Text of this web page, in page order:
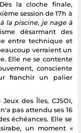
la cloche finale,
session de 17h à
la piscine, je nage à
désarmant des
entre technique et
verraient un
Elle ne se contente
consciente
franchir un palier
des Îles, CJSOI,
pas attendu ses 16
échéances. Elle se
un moment «